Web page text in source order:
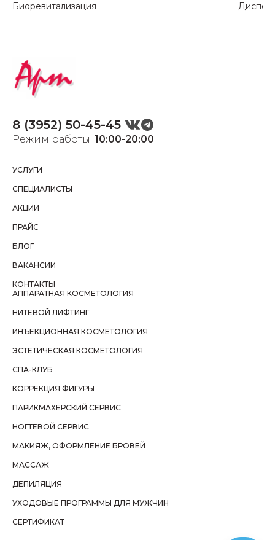
Биоревитализация
Режим работы: 10:00-20:00
8 (3952) 50-45-45
УСЛУГИ
СПЕЦИАЛИСТЫ
АКЦИИ
ПРАЙС
БЛОГ
ВАКАНСИИ
КОНТАКТЫ
АППАРАТНАЯ КОСМЕТОЛОГИЯ
НИТЕВОЙ ЛИФТИНГ
ИНЪЕКЦИОННАЯ КОСМЕТОЛОГИЯ
ЭСТЕТИЧЕСКАЯ КОСМЕТОЛОГИЯ
СПА-КЛУБ
КОРРЕКЦИЯ ФИГУРЫ
ПАРИКМАХЕРСКИЙ СЕРВИС
НОГТЕВОЙ СЕРВИС
МАКИЯЖ, ОФОРМЛЕНИЕ БРОВЕЙ
МАССАЖ
ДЕПИЛЯЦИЯ
УХОДОВЫЕ ПРОГРАММЫ ДЛЯ МУЖЧИН
СЕРТИФИКАТ